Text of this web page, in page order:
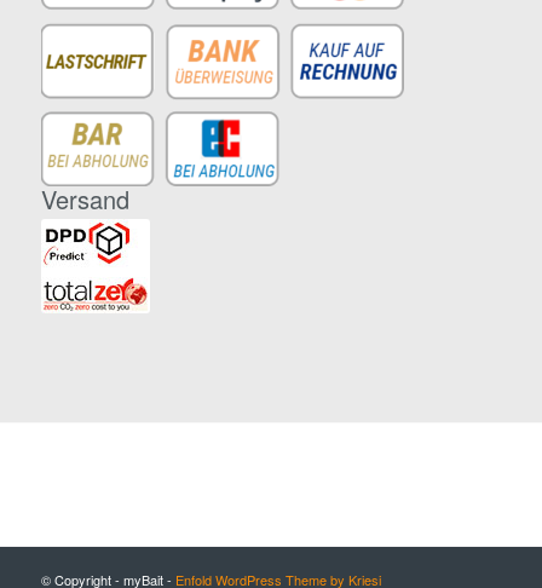
Versand
© Copyright - myBait - Enfold WordPress Theme by Kriesi